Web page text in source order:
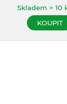
Skladem > 10
KOUPIT